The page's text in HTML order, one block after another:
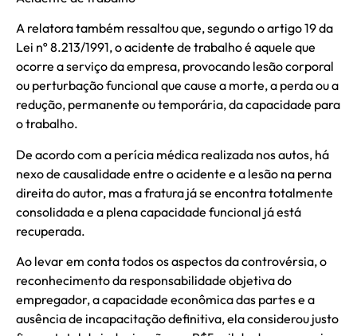
A relatora também ressaltou que, segundo o artigo 19 da
Lei nº 8.213/1991, o acidente de trabalho é aquele que
ocorre a serviço da empresa, provocando lesão corporal
ou perturbação funcional que cause a morte, a perda ou a
redução, permanente ou temporária, da capacidade para
o trabalho.
De acordo com a perícia médica realizada nos autos, há
nexo de causalidade entre o acidente e a lesão na perna
direita do autor, mas a fratura já se encontra totalmente
consolidada e a plena capacidade funcional já está
recuperada.
Ao levar em conta todos os aspectos da controvérsia, o
reconhecimento da responsabilidade objetiva do
empregador, a capacidade econômica das partes e a
ausência de incapacitação definitiva, ela considerou justo